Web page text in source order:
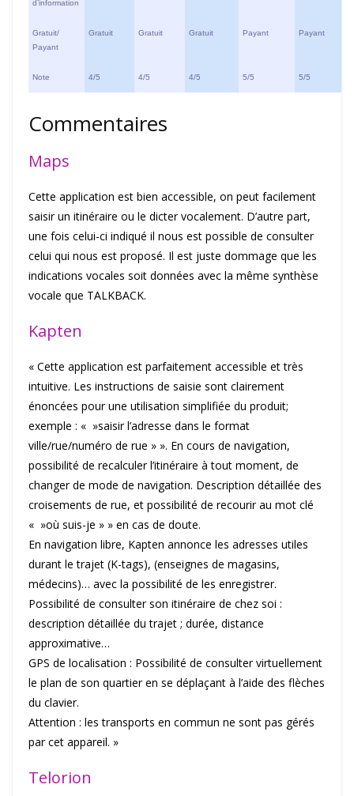
d’information
Gratuit/
Payant
Gratuit Gratuit Gratuit Payant Payant
Note 4/5 4/5 4/5 5/5 5/5
Commentaires
Maps
Cette application est bien accessible, on peut facilement
saisir un itinéraire ou le dicter vocalement. D’autre part,
une fois celui-ci indiqué il nous est possible de consulter
celui qui nous est proposé. Il est juste dommage que les
indications vocales soit données avec la même synthèse
vocale que TALKBACK.
Kapten
« Cette application est parfaitement accessible et très
intuitive. Les instructions de saisie sont clairement
énoncées pour une utilisation simplifiée du produit;
exemple : « »saisir l’adresse dans le format
ville/rue/numéro de rue » ». En cours de navigation,
possibilité de recalculer l’itinéraire à tout moment, de
changer de mode de navigation. Description détaillée des
croisements de rue, et possibilité de recourir au mot clé
« »où suis-je » » en cas de doute.
En navigation libre, Kapten annonce les adresses utiles
durant le trajet (K-tags), (enseignes de magasins,
médecins)… avec la possibilité de les enregistrer.
Possibilité de consulter son itinéraire de chez soi :
description détaillée du trajet ; durée, distance
approximative…
GPS de localisation : Possibilité de consulter virtuellement
le plan de son quartier en se déplaçant à l’aide des flèches
du clavier.
Attention : les transports en commun ne sont pas gérés
par cet appareil. »
Telorion